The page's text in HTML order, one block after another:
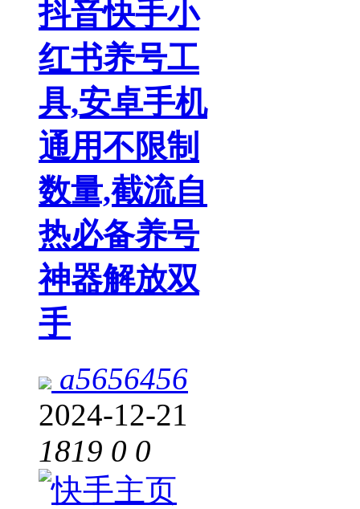
抖音快手小
红书养号工
具,安卓手机
通用不限制
数量,截流自
热必备养号
神器解放双
手
a5656456
2024-12-21
1819 0 0